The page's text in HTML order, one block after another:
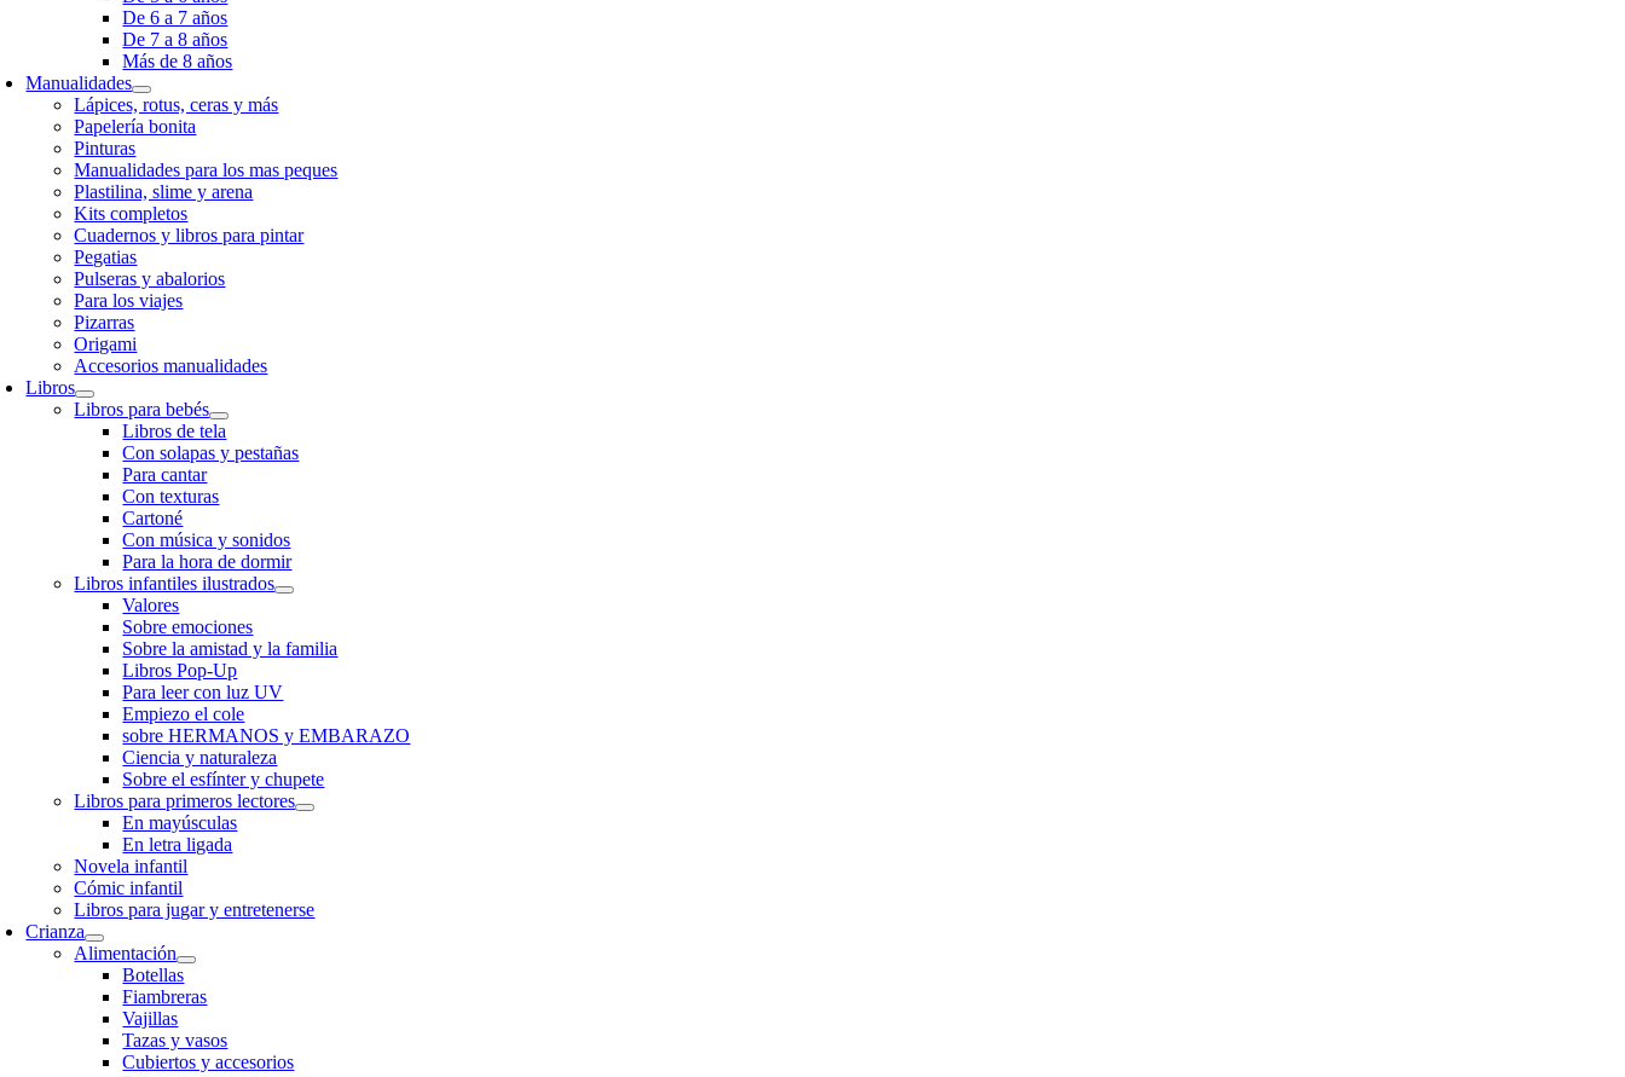
De 6 a 7 años
De 7 a 8 años
Más de 8 años
Manualidades
Lápices, rotus, ceras y más
Papelería bonita
Pinturas
Manualidades para los mas peques
Plastilina, slime y arena
Kits completos
Cuadernos y libros para pintar
Pegatias
Pulseras y abalorios
Para los viajes
Pizarras
Origami
Accesorios manualidades
Libros
Libros para bebés
Libros de tela
Con solapas y pestañas
Para cantar
Con texturas
Cartoné
Con música y sonidos
Para la hora de dormir
Libros infantiles ilustrados
Valores
Sobre emociones
Sobre la amistad y la familia
Libros Pop-Up
Para leer con luz UV
Empiezo el cole
sobre HERMANOS y EMBARAZO
Ciencia y naturaleza
Sobre el esfínter y chupete
Libros para primeros lectores
En mayúsculas
En letra ligada
Novela infantil
Cómic infantil
Libros para jugar y entretenerse
Crianza
Alimentación
Botellas
Fiambreras
Vajillas
Tazas y vasos
Cubiertos y accesorios